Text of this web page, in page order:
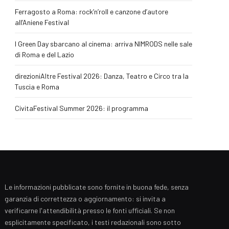
Ferragosto a Roma: rock’n’roll e canzone d’autore
all’Aniene Festival
I Green Day sbarcano al cinema: arriva NIMRODS nelle sale
di Roma e del Lazio
direzioniAltre Festival 2026: Danza, Teatro e Circo tra la
Tuscia e Roma
CivitaFestival Summer 2026: il programma
Le informazioni pubblicate sono fornite in buona fede, senza
garanzia di correttezza o aggiornamento: si invita a
verificarne l'attendibilità presso le fonti ufficiali. Se non
esplicitamente specificato, i testi redazionali sono sotto